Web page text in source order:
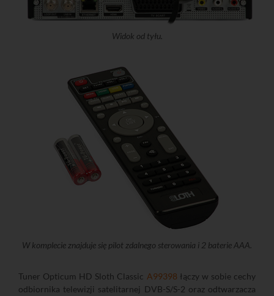
Widok od tyłu.
W komplecie znajduje się pilot zdalnego sterowania i 2 baterie AAA.
Tuner Opticum HD Sloth Classic A99398 łączy w sobie cechy
odbiornika telewizji satelitarnej DVB-S/S-2 oraz odtwarzacza